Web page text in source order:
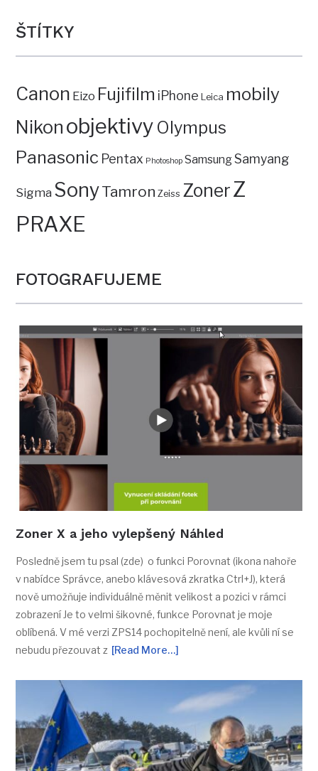
ŠTÍTKY
Canon Eizo Fujifilm iPhone Leica mobily
Nikon objektivy Olympus
Panasonic Pentax Photoshop SamsungSamyang
Sigma SonyTamron Zeiss ZonerZ
PRAXE
FOTOGRAFUJEME
Zoner X a jeho vylepšený Náhled
Posledně jsem tu psal (zde) o funkci Porovnat (ikona nahoře
v nabídce Správce, anebo klávesová zkratka Ctrl+J), která
nově umožňuje individuálně měnit velikost a pozici v rámci
zobrazení Je to velmi šikovné, funkce Porovnat je moje
oblíbená. V mé verzi ZPS14 pochopitelně není, ale kvůli ní se
nebudu přezouvat z [Read More…]